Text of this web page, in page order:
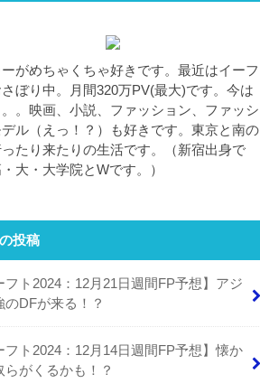
がめちゃくちゃ好きです。最近はイーフ
さぼり中。月間320万PV(最大)です。今は
。。映画、小説、ファッション、ファッシ
デル（えっ！？）も好きです。東京と南の
たり来たりの生活です。（新宿出身で
大・大学院とWです。）
投稿
フト2024：12月21日週間FP予想】アジ
のDFが来る！？
フト2024：12月14日週間FP予想】懐か
らがくるかも！？